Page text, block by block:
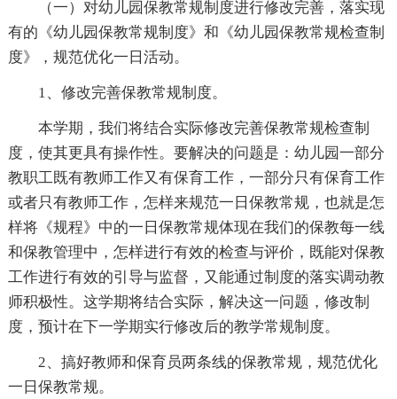
（一）对幼儿园保教常规制度进行修改完善，落实现
有的《幼儿园保教常规制度》和《幼儿园保教常规检查制
度》，规范优化一日活动。
1、修改完善保教常规制度。
本学期，我们将结合实际修改完善保教常规检查制
度，使其更具有操作性。要解决的问题是：幼儿园一部分
教职工既有教师工作又有保育工作，一部分只有保育工作
或者只有教师工作，怎样来规范一日保教常规，也就是怎
样将《规程》中的一日保教常规体现在我们的保教每一线
和保教管理中，怎样进行有效的检查与评价，既能对保教
工作进行有效的引导与监督，又能通过制度的落实调动教
师积极性。这学期将结合实际，解决这一问题，修改制
度，预计在下一学期实行修改后的教学常规制度。
2、搞好教师和保育员两条线的保教常规，规范优化
一日保教常规。